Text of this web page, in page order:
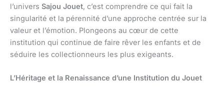
l’univers Sajou Jouet, c’est comprendre ce qui fait la
singularité et la pérennité d’une approche centrée sur la
valeur et l’émotion. Plongeons au cœur de cette
institution qui continue de faire rêver les enfants et de
séduire les collectionneurs les plus exigeants.
L’Héritage et la Renaissance d’une Institution du Jouet